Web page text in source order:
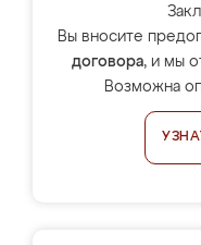
Вы вносите
договора, и мы
Возможна